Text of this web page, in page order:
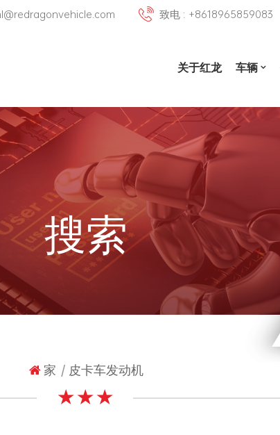
致电 : +8618965859083
关于红龙 车辆
搜索
家 | 皮卡车发动机
★ ★ ★